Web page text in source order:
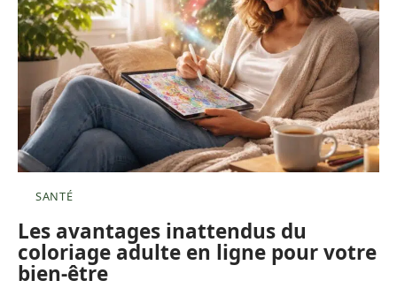
SANTÉ
Les avantages inattendus du
coloriage adulte en ligne pour votre
bien-être